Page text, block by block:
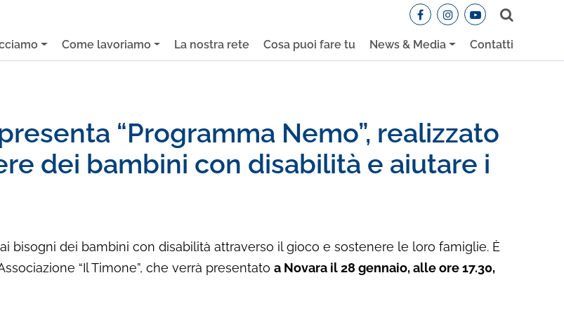
Cerca
Come lavoriamo La nostra rete Cosa puoi fare tu News & Media Contatti
“Programma Nemo”, realizzato
dei bambini con disabilità e aiutare i
bisogni dei bambini con disabilità attraverso il gioco e sostenere le loro famiglie. È
“Il Timone”, che verrà presentato a Novara il 28 gennaio, alle ore 17.30,